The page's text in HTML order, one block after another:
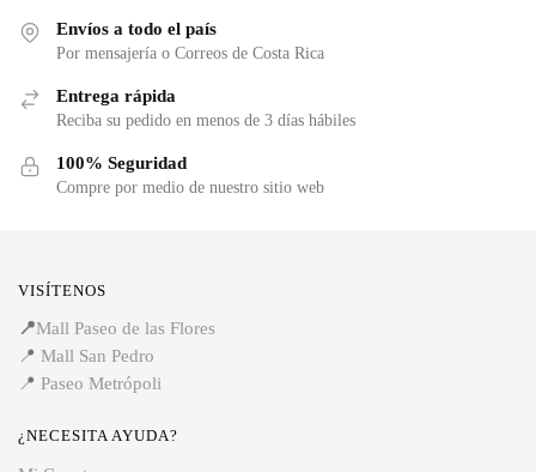
Envíos a todo el país
Por mensajería o Correos de Costa Rica
Entrega rápida
Reciba su pedido en menos de 3 días hábiles
100% Seguridad
Compre por medio de nuestro sitio web
VISÍTENOS
📍Mall Paseo de las Flores
📍 Mall San Pedro
📍 Paseo Metrópoli
¿NECESITA AYUDA?